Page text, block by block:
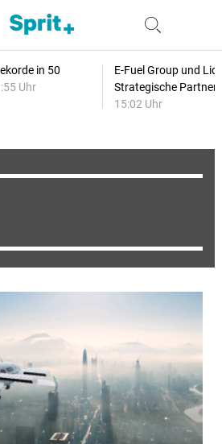
in 50
Uhr
E-Fuel Group und
Strategische
15:02 Uhr